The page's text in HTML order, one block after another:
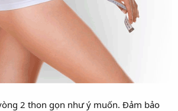
2 thon gọn như ý muốn. Đảm bảo